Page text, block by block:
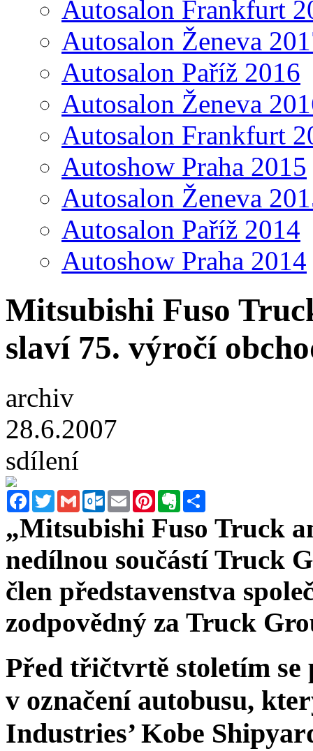
Autosalon Frankfurt
Autosalon Ženeva
Autosalon Paříž 2016
Autosalon Ženeva
Autosalon Frankfurt
Autoshow Praha 2015
Autosalon Ženeva
Autosalon Paříž 2014
Autoshow Praha 2014
Mitsubishi Fuso
slaví 75. výročí
archiv
28.6.2007
sdílení
FacebookTwitterGmail Outlook.com
Email PinterestEvernote
„Mitsubishi Fuso Truck
nedílnou součástí Truck
člen představenstva
zodpovědný za Truck
Před třičtvrtě stoletím
v označení autobusu,
Industries’ Kobe